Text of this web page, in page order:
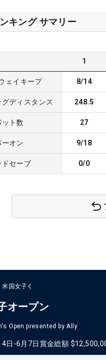
キング サマリー
1
ェイキープ 8/14
グディスタンス 248.5
ット数 27
ーオン 9/18
ドセーブ 0/0
米国女子
オープン
Open presented by Ally
日-6月7日賞金総額